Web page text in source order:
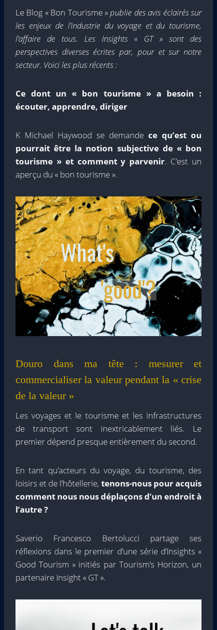
Le Blog « Bon Tourisme »publie des avis éclairés sur
les enjeux de l’industrie du voyage et du tourisme,
l’affaire de tous. Les Insights « GT » sont des
perspectives diverses écrites par, pour et sur notre
secteur. Voici les plus récents :
Ce dont un « bon tourisme » a besoin :
écouter, apprendre, diriger
K Michael Haywood se demande ce qu’est ou
pourrait être la notion subjective de « bon
tourisme » et comment y parvenir. C’est un
aperçu du « bon tourisme ».
Douro dans ma tête : mesurer et
commercialiser la valeur pendant la « crise
de la valeur »
Les voyages et le tourisme et les infrastructures
de transport sont inextricablement liés. Le
premier dépend presque entièrement du second.
En tant qu’acteurs du voyage, du tourisme, des
loisirs et de l’hôtellerie, tenons-nous pour acquis
comment nous nous déplaçons d’un endroit à
l’autre ?
Saverio Francesco Bertolucci partage ses
réflexions dans le premier d’une série d’Insights «
Good Tourism » initiés par Tourism’s Horizon, un
partenaire Insight « GT ».